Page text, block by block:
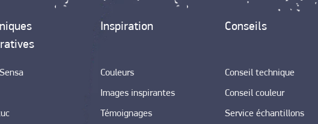
Inspiration
Couleurs
Images inspirantes
Témoignages
Conseils
Conseil technique
Conseil couleur
Service échantillons